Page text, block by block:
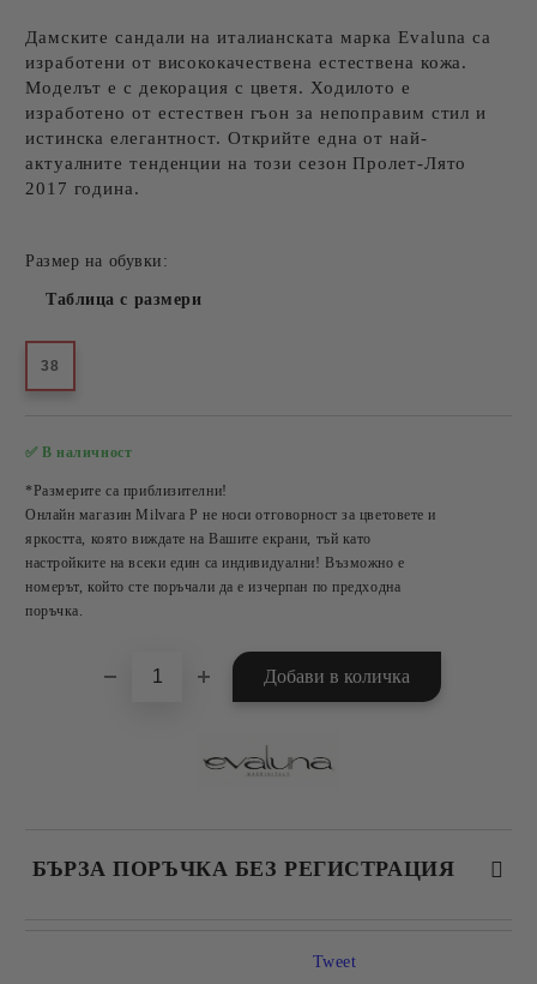
Дамските сандали на италианската марка Evaluna са
изработени от висококачествена естествена кожа.
Моделът е с декорация с цветя. Ходилото е
изработено от естествен гъон за непоправим стил и
истинска елегантност. Открийте една от най-
актуалните тенденции на този сезон Пролет-Лято
2017 година.
Размер на обувки:
Таблица с размери
38
✅ В наличност
*Размерите са приблизителни!
Онлайн магазин Milvara P не носи отговорност за цветовете и
яркостта, която виждате на Вашите екрани, тъй като
настройките на всеки един са индивидуални! Възможно е
номерът, който сте поръчали да е изчерпан по предходна
поръчка.
БЪРЗА ПОРЪЧКА БЕЗ РЕГИСТРАЦИЯ
Tweet